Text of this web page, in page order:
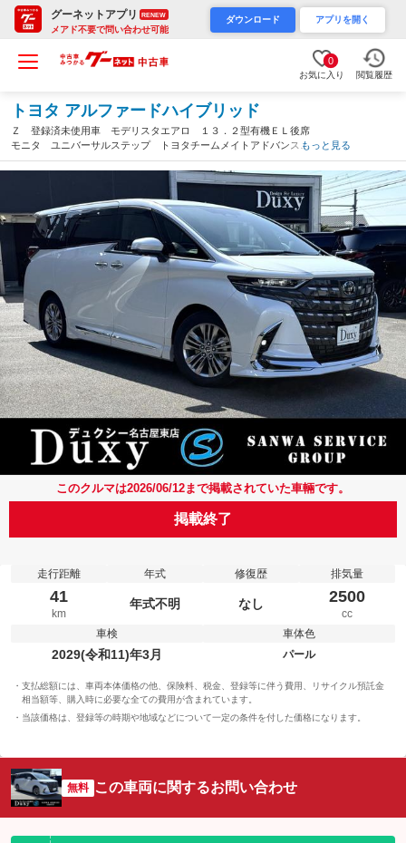
グーネットアプリ RENEW
メアド不要で問い合わせ可能
ダウンロード アプリを開く
0
お気に入り 閲覧履歴
トヨタ アルファードハイブリッド
Ｚ 登録済未使用車 モデリスタエアロ １３．２型有機ＥＬ後席
モニタ ユニバーサルステップ トヨタチームメイトアドバンスト
パーク 左右独立ムーンルーフ カラーヘッドアップディスプレ
イ デジタルインナーミラー（愛知県）
もっと見る
このクルマは2026/06/12まで掲載されていた車輛です。
掲載終了
走行距離
41
km
年式
年式不明
修復歴
なし
排気量
2500
cc
車検
2029(令和11)年3月
車体色
パール
支払総額には、車両本体価格の他、保険料、税金、登録等に伴う費用、リサイクル預託金
相当額等、購入時に必要な全ての費用が含まれています。
当該価格は、登録等の時期や地域などについて一定の条件を付した価格になります。
無料 この車両に関するお問い合わせ